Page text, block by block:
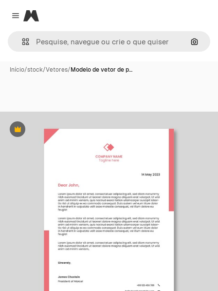
Close menu
Magnific
Início/stock/Vetores/Modelo de vetor de p…
Premium